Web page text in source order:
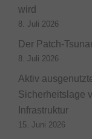
wird
8. Juli 2026
Der Patch-
8. Juli 2026
Aktiv
Sicherheitslage
Infrastruktur
15. Juni 2026